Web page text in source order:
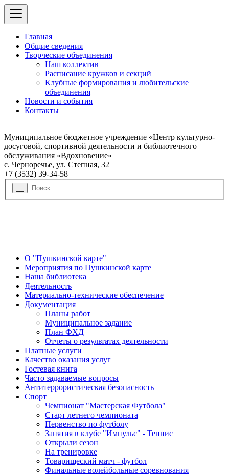
Главная
Общие сведения
Творческие объединения
Наш коллектив
Расписание кружков и секций
Клубные формирования и любительские
объединения
Новости и события
Контакты
Муниципальное бюджетное учреждение «Центр культурно-
досуговой, спортивной деятельности и библиотечного
обслуживания «Вдохновение»
с. Черноречье, ул. Степная, 32
+7 (3532) 39-34-58
О "Пушкинской карте"
Мероприятия по Пушкинской карте
Наша библиотека
Деятельность
Материально-технические обеспечение
Документация
Планы работ
Муниципальное задание
План ФХД
Отчеты о результатах деятельности
Платные услуги
Качество оказания услуг
Гостевая книга
Часто задаваемые вопросы
Антитеррористическая безопасность
Спорт
Чемпионат "Мастерская Футбола"
Старт летнего чемпионата
Первенство по футболу
Занятия в клубе "Импульс" - Теннис
Открыли сезон
На тренировке
Товарищеский матч - футбол
Финальные волейбольные соревнования